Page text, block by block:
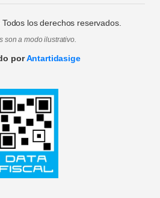
Todos los derechos reservados.
son a modo ilustrativo.
porAntartidasige